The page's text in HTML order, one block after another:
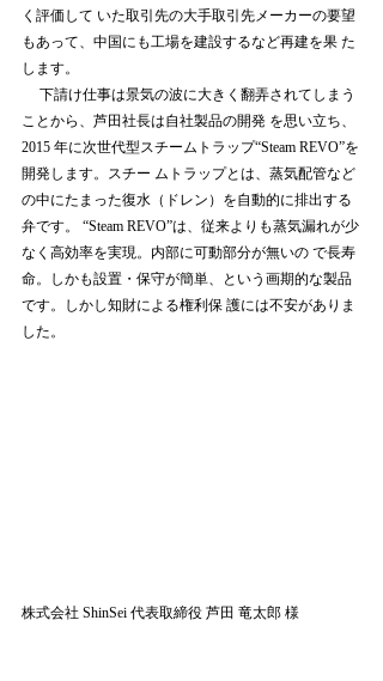
く評価して いた取引先の大手取引先メーカーの要望
もあって、中国にも工場を建設するなど再建を果 た
します。
ことから、芦田社長は自社製品の開発 を思い立ち、
2015 年に次世代型スチームトラップ“Steam REVO”を
開発します。スチー ムトラップとは、蒸気配管など
の中にたまった復水（ドレン）を自動的に排出する
弁です。 “Steam REVO”は、従来よりも蒸気漏れが少
なく高効率を実現。内部に可動部分が無いの で長寿
命。しかも設置・保守が簡単、という画期的な製品
です。しかし知財による権利保 護には不安がありま
した。
株式会社 ShinSei 代表取締役 芦田 竜太郎 様